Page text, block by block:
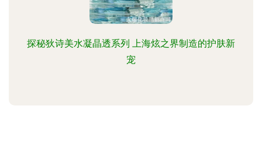
探秘狄诗美水凝晶透系列 上海炫之界制造的护肤新
宠